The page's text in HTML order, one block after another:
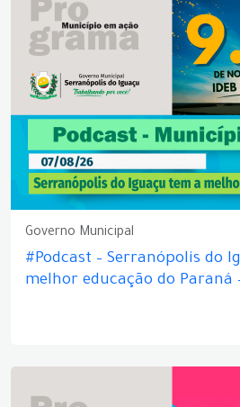
Governo Municipal
#Podcast – Serranópolis do
melhor educação do Paraná